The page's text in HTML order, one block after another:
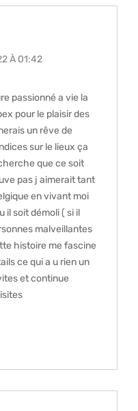
À 01:42
passionné a vie la
pour le plaisir des
un rêve de
sur le lieux ça
que ce soit
pas j aimerait tant
en vivant moi
il soit démoli ( si il
malveillantes
histoire me fascine
ce qui a u rien un
et continue